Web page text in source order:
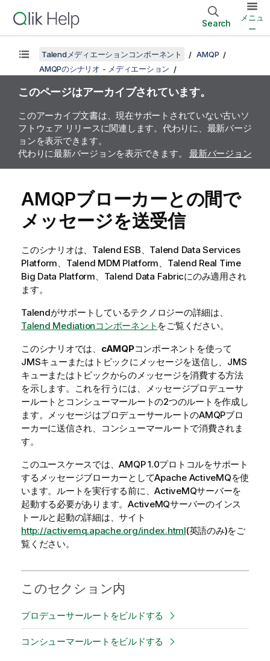
Search
メニュ
ー
Talendメディエーションコンポーネント
AMQP
AMQPのシナリオ - メディエーション
このページはアーカイブされています。
このアーカイブ文書は、現在サポートされていない古いソ
フトウェア リリースに関連します。代わりに、最新バージ
ョンを表示できます。
代わりに最新バージョンを表示できます。 最新バージョン
AMQPブローカーとの間で
メッセージを送受信
このシナリオは、Talend ESB、Talend Data Services
Platform、Talend MDM Platform、Talend Real Time
Big Data Platform、Talend Data Fabricにのみ適用され
ます。
Talendがサポートしているテクノロジーの詳細は、
Talend Mediationコンポーネント をご覧ください。
このシナリオでは、 cAMQPコンポーネントを使って
JMSキューまたはトピックにメッセージを送信し、JMS
キューまたはトピックからのメッセージを消費する方法
を示します。これを行うには、メッセージプロデューサ
ールートとコンシューマールートの2つのルートを作成し
ます。メッセージはプロデューサールートのAMQPブロ
ーカーに送信され、コンシューマールートで消費されま
す。
このユースケースでは、AMQP 1.0プロトコルをサポート
するメッセージブローカーとしてApache ActiveMQを使
います。ルートを実行する前に、ActiveMQサーバーを
起動する必要があります。ActiveMQサーバーのインス
トールと起動の詳細は、サイト
http://activemq.apache.org/index.html(英語のみ)をご
覧ください。
このセクション内
プロデューサールートをビルドする
コンシューマールートをビルドする